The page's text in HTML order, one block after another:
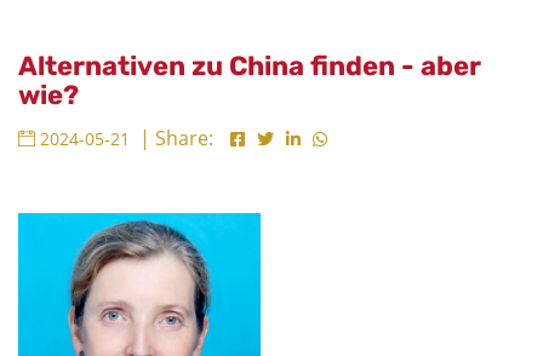
Alternativen zu China finden - aber
wie?
2024-05-21 | Share: